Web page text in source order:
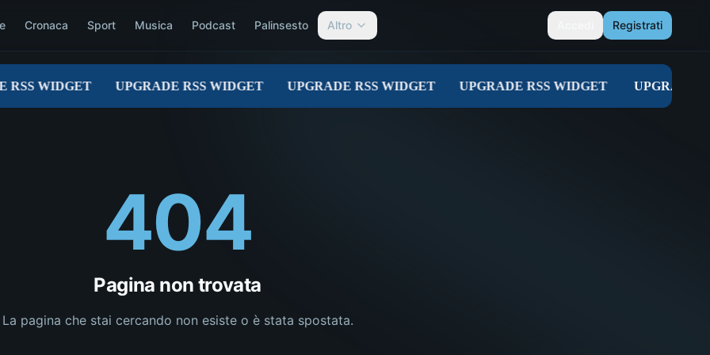
Cronaca Sport Musica Podcast Palinsesto Altro Registrati
404
Pagina non trovata
La pagina che stai cercando non esiste o è stata spostata.